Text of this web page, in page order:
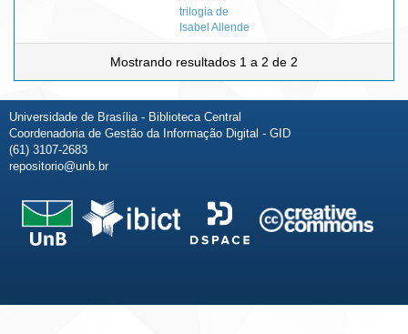
trilogia de
Isabel Allende
Mostrando resultados 1 a 2 de 2
Universidade de Brasília - Biblioteca Central
Coordenadoria de Gestão da Informação Digital - GID
(61) 3107-2683
repositorio@unb.br